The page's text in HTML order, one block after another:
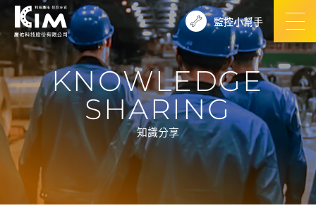
監控小幫手
KNOWLEDGE
SHARING
知識分享